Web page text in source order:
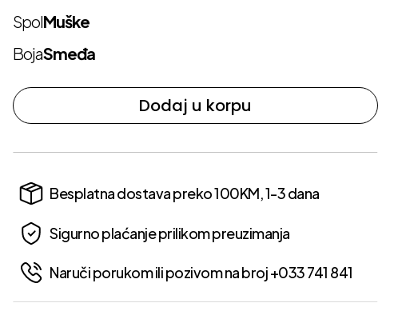
SpolMuške
BojaSmeđa
Dodaj u korpu
Besplatna dostava preko 100KM, 1-3 dana
Sigurno plaćanje prilikom preuzimanja
Naruči porukom ili pozivom na broj +033 741 841